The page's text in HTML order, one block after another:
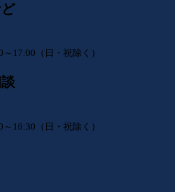
～17:00（日・祝除く）
～16:30（日・祝除く）